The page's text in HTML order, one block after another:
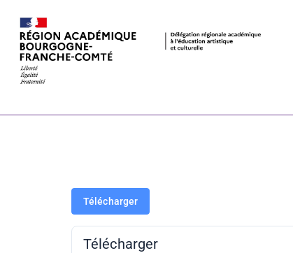
Télécharger
Télécharger